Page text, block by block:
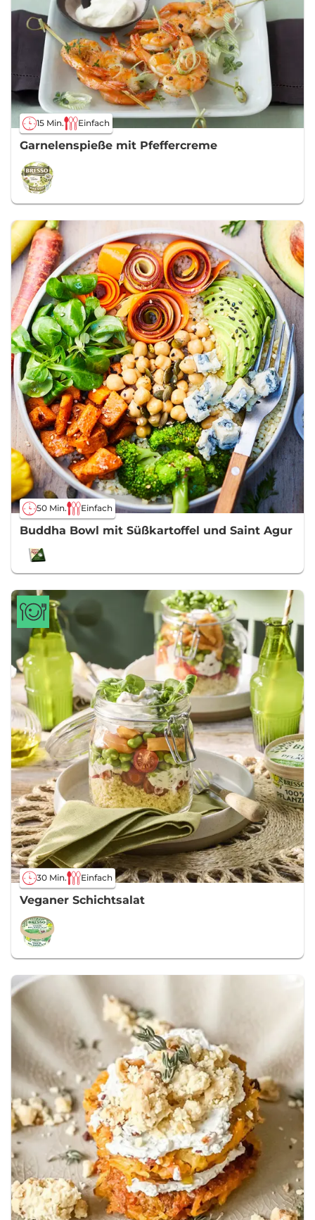
15 Min. Einfach
Garnelenspieße mit Pfeffercreme
50 Min. Einfach
Buddha Bowl mit Süßkartoffel und Saint Agur
30 Min. Einfach
Veganer Schichtsalat